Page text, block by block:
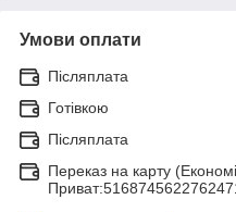
Умови оплати
Післяплата
Готівкою
Післяплата
Переказ на карту